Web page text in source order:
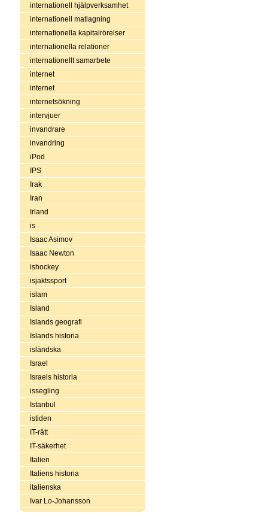
internationell hjälpverksamhet
internationell matlagning
internationella kapitalrörelser
internationella relationer
internationellt samarbete
internet
internet
internetsökning
intervjuer
invandrare
invandring
iPod
IPS
Irak
Iran
Irland
is
Isaac Asimov
Isaac Newton
ishockey
isjaktssport
islam
Island
Islands geografi
Islands historia
isländska
Israel
Israels historia
issegling
Istanbul
istiden
IT-rätt
IT-säkerhet
Italien
Italiens historia
italienska
Ivar Lo-Johansson